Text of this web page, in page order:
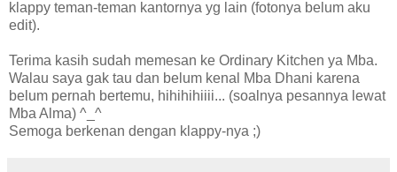
klappy teman-teman kantornya yg lain (fotonya belum aku
edit).
Terima kasih sudah memesan ke Ordinary Kitchen ya Mba.
Walau saya gak tau dan belum kenal Mba Dhani karena
belum pernah bertemu, hihihihiiii... (soalnya pesannya lewat
Mba Alma) ^_^
Semoga berkenan dengan klappy-nya ;)